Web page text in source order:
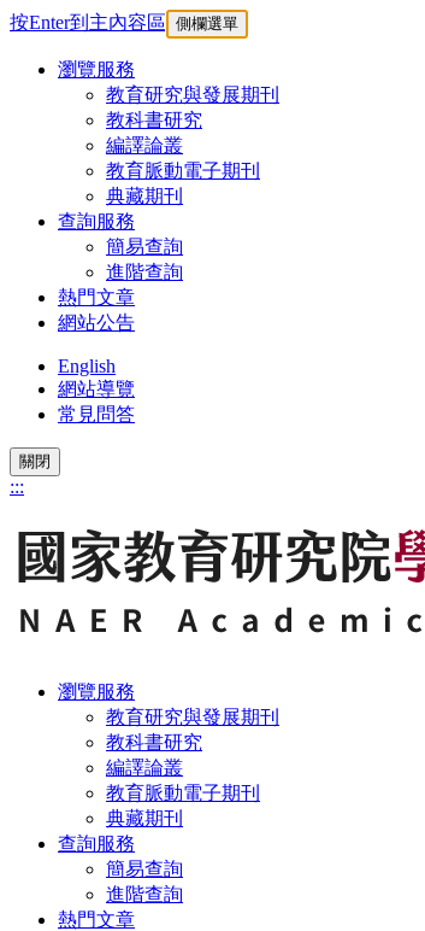
按Enter到主內容區 側欄選單
瀏覽服務
教育研究與發展期刊
教科書研究
編譯論叢
教育脈動電子期刊
典藏期刊
查詢服務
簡易查詢
進階查詢
熱門文章
網站公告
English
網站導覽
常見問答
關閉
:::
瀏覽服務
教育研究與發展期刊
教科書研究
編譯論叢
教育脈動電子期刊
典藏期刊
查詢服務
簡易查詢
進階查詢
熱門文章